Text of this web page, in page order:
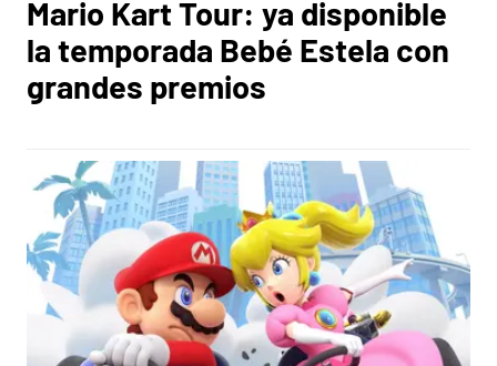
Mario Kart Tour: ya disponible
la temporada Bebé Estela con
grandes premios